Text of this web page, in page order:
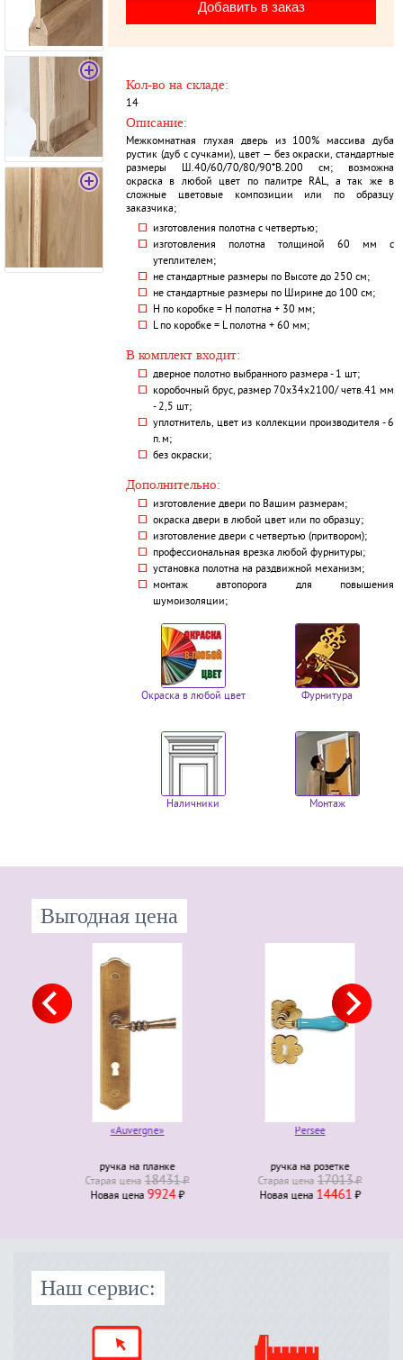
Кол-во на складе:
14
Описание:
Межкомнатная глухая дверь из 100% массива дуба
рустик (дуб с сучками), цвет — без окраски, стандартные
размеры Ш.40/60/70/80/90*В.200 см; возможна
окраска в любой цвет по палитре RAL, а так же в
сложные цветовые композиции или по образцу
заказчика;
изготовления полотна с четвертью;
изготовления полотна толщиной 60 мм с
утеплителем;
не стандартные размеры по Высоте до 250 см;
не стандартные размеры по Ширине до 100 см;
H по коробке = Н полотна + 30 мм;
L по коробке = L полотна + 60 мм;
В комплект входит:
дверное полотно выбранного размера - 1 шт;
коробочный брус, размер 70х34х2100/ четв.41 мм
- 2,5 шт;
уплотнитель, цвет из коллекции производителя - 6
п.м;
без окраски;
Дополнительно:
изготовление двери по Вашим размерам;
окраска двери в любой цвет или по образцу;
изготовление двери с четвертью (притвором);
профессиональная врезка любой фурнитуры;
установка полотна на раздвижной механизм;
монтаж автопорога для повышения
шумоизоляции;
Окраска в любой цвет Фурнитура
Наличники Монтаж
Выгодная цена
«Auvergne»
ручка на планке
Старая ценa18431₽
Новая ценa9924₽
Persee
ручка на розетке
Старая ценa17013₽
Новая ценa14461₽
Наш сервис: